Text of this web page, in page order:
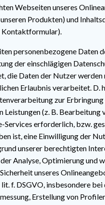
Webseiten unseres
Produkten) und
Kontaktformular).
personenbezogene Daten
der einschlägigen
die Daten der Nutzer werden
Erlaubnis verarbeitet. D.
zur Erbringung
Leistungen (z. B. Bearbeitung
Services erforderlich, bzw.
ist, eine Einwilligung der
unserer berechtigten
der Analyse, Optimierung und
unseres
f. DSGVO, insbesondere bei
Erstellung von